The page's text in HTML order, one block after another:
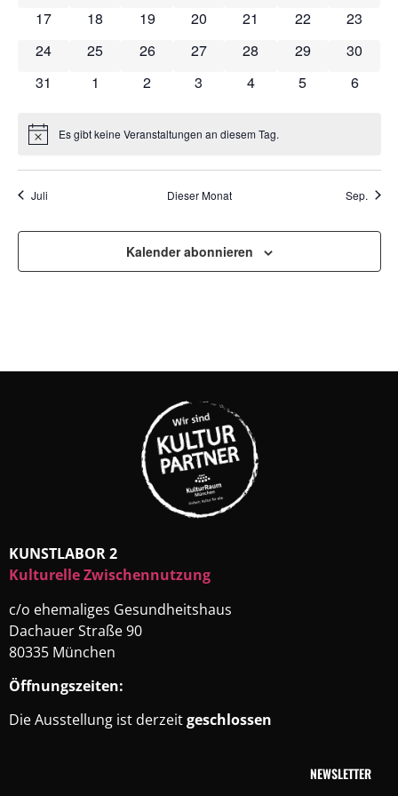
0 Veranstaltungen
17 0 Veranstaltungen
18 0 Veranstaltungen
19 0 Veranstaltungen
20 0 Veranstaltungen
21 0
22 0
23
0 Veranstaltungen
24 0 Veranstaltungen
25 0 Veranstaltungen
26 0 Veranstaltungen
27 0 Veranstaltungen
28 0
29 0
30
0 Veranstaltungen
31 0 Veranstaltungen
1 0 Veranstaltungen
2 0 Veranstaltungen
3 0 Veranstaltungen
4 0
5 0
6
HinweisEs gibt keine Veranstaltungen an diesem Tag.
Juli Dieser Monat Sep.
Kalender abonnieren
KUNSTLABOR 2
Kulturelle Zwischennutzung
c/o ehemaliges Gesundheitshaus
Dachauer Straße 90
80335 München
Öffnungszeiten:
Die Ausstellung ist derzeitgeschlossen
NEWSLETTER